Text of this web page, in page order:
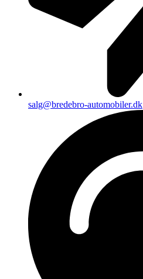
salg@bredebro-automobiler.dk